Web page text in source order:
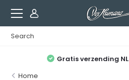
Gratis verzending NL
Home